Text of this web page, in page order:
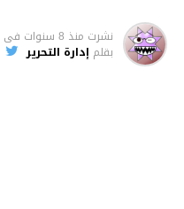
نشرت منذ 8 سنوات فى
بقلم إدارة التحرير